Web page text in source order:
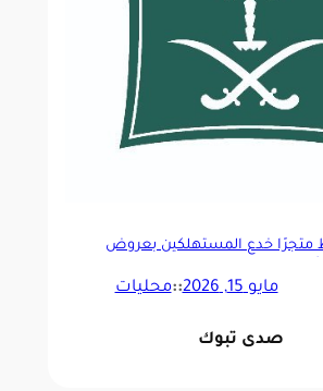
متجرًا خدع المستهلكين بعروض
مايو 15, 2026 ::محليات
صدى تبوك